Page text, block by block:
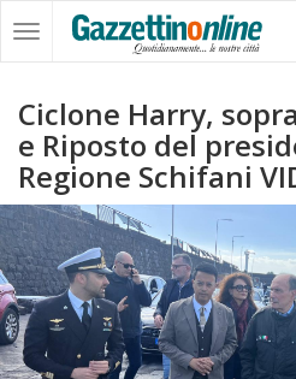
Ciclone Harry,
e Riposto del
Regione Schifani